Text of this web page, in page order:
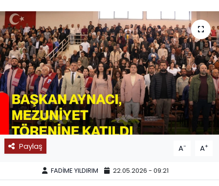
Paylaş A- A+
FADİME YILDIRIM 22.05.2026 - 09:21
SPOR
11:11 MANŞET